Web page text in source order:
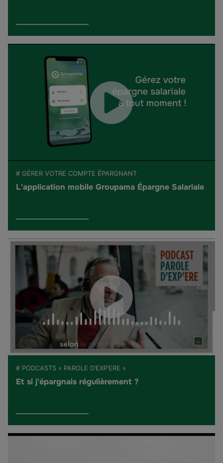
# GÉRER VOTRE COMPTE ÉPARGNANT
L'application mobile Groupama Épargne Salariale
# PODCASTS « PAROLE D’EXP’ERE »
Et si j'épargnais régulièrement ?